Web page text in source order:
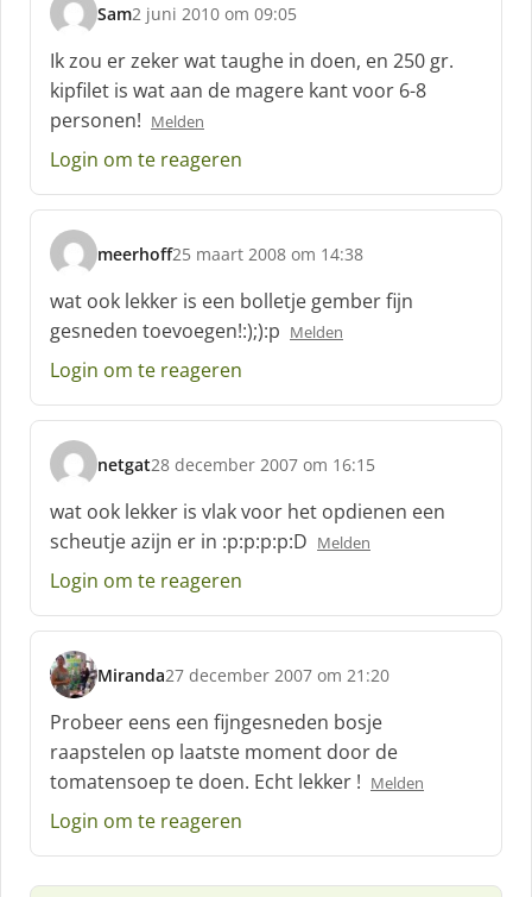
Sam
s
c
h
r
e
e
:
2 juni 2010 om 09:05
Ik zou er zeker wat taughe in doen, en 250 gr.
kipfilet is wat aan de magere kant voor 6-8
personen! Melden
Login om te reageren
meerhoff
s
h
r
e
f
25 maart 2008 om 14:38
wat ook lekker is een bolletje gember fijn
gesneden toevoegen!:);):p Melden
Login om te reageren
netgat
s
h
r
e
f
28 december 2007 om 16:15
wat ook lekker is vlak voor het opdienen een
scheutje azijn er in :p:p:p:p:D Melden
Login om te reageren
Miranda
s
c
h
r
e
e
:
27 december 2007 om 21:20
Probeer eens een fijngesneden bosje
raapstelen op laatste moment door de
tomatensoep te doen. Echt lekker ! Melden
Login om te reageren